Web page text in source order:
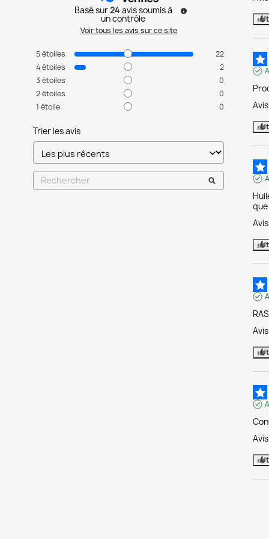
Basé sur24 avis soumis à
un contrôle
Voir tous les avis sur ce site
5étoiles
22
4étoiles
2
3 étoiles
0
2étoiles
0
1 étoile 0
Trier les avis